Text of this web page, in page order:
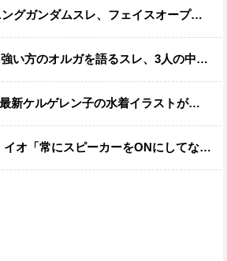
スレ、フェイスオープンが嫌いな男の子なんていません
ルガを語るスレ、3人の中でも強化は一番されてない方
レン子の水着イラストがあまりにもスケベすぎる…
カーをONにしてな！」→オフにしたくなる音ｗｗｗｗｗｗｗｗｗｗｗ